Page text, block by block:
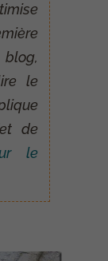
le
de
le